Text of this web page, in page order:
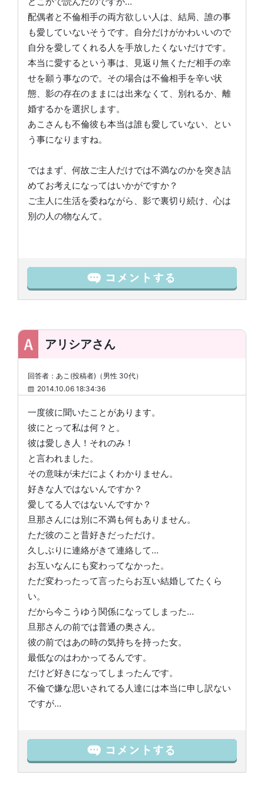
配偶者と不倫相手の両方欲しい人は、結局、誰の事
も愛していないそうです。自分だけがかわいいので
自分を愛してくれる人を手放したくないだけです。
本当に愛するという事は、見返り無くただ相手の幸
せを願う事なので。その場合は不倫相手を辛い状
態、影の存在のままには出来なくて、別れるか、離
婚するかを選択します。
あこさんも不倫彼も本当は誰も愛していない、とい
う事になりますね。
ではまず、何故ご主人だけでは不満なのかを突き詰
めてお考えになってはいかがですか？
ご主人に生活を委ねながら、影で裏切り続け、心は
別の人の物なんて。
アリシアさん
回答者：あこ(投稿者)（男性 30代）
2014.10.06 18:34:36
一度彼に聞いたことがあります。
彼にとって私は何？と。
彼は愛しき人！それのみ！
と言われました。
その意味が未だによくわかりません。
好きな人ではないんですか？
愛してる人ではないんですか？
旦那さんには別に不満も何もありません。
ただ彼のこと昔好きだっただけ。
久しぶりに連絡がきて連絡して…
お互いなんにも変わってなかった。
ただ変わったって言ったらお互い結婚してたくら
い。
だから今こうゆう関係になってしまった…
旦那さんの前では普通の奥さん。
彼の前ではあの時の気持ちを持った女。
最低なのはわかってるんです。
だけど好きになってしまったんです。
不倫で嫌な思いされてる人達には本当に申し訳ない
ですが…